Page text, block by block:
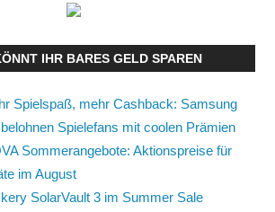
IHR BARES GELD SPAREN
Spielspaß, mehr Cashback: Samsung
Spielefans mit coolen Prämien
Sommerangebote: Aktionspreise für
im August
SolarVault 3 im Summer Sale